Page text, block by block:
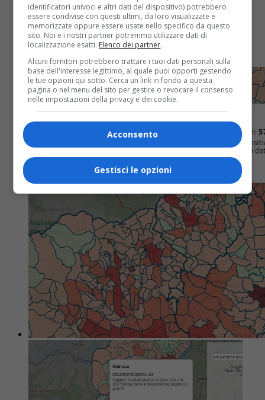
Incidenza contagi: migliora Vercelli, peggiora Biella.
Gli ultimi dati sono confortanti, ma ancora sopra la
soglia critica. Incidenza contagi: migliora Vercelli,
peggiora Biella Continua a ridursi...
identificatori univoci e altri dati del dispositivo) potrebbero
essere condivise con questi ultimi, da loro visualizzate e
memorizzate oppure essere usate nello specifico da questo
sito. Noi e i nostri partner potremmo utilizzare dati di
localizzazione esatti. Elenco dei partner.
Alcuni fornitori potrebbero trattare i tuoi dati personali sulla
base dell'interesse legittimo, al quale puoi opporti gestendo
le tue opzioni qui sotto. Cerca un link in fondo a questa
pagina o nel menu del sito per gestire o revocare il consenso
nelle impostazioni della privacy e dei cookie.
Acconsento
Gestisci le opzioni